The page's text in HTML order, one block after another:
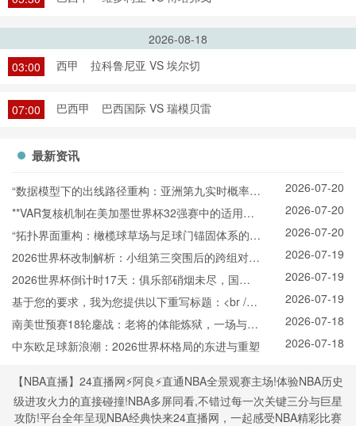
2026-08-18
03:00
西甲 拉科鲁尼亚 VS 埃尔切
07:00 巴西甲 巴西国际 VS 瑞模贝雷
最新资讯
“数据模型下的出线路径重构：亚洲第九实时概率推
演与战术适配”
2026-07-20
**VAR复核机制在美加墨世界杯32强赛中的适用困
境与争议焦点深度解析**
2026-07-20
“拓扑界面重构：橄榄球草场与足球门锚固体系的空
间耦合机制”
2026-07-20
2026世界杯改制解析：小组第三突围后的跨组对战
机制
2026-07-19
2026世界杯倒计时17天：俱乐部硝烟未尽，国家
队已悄然“换阵”新战场
2026-07-19
基于您的要求，我为您提供以下重写标题：<br />
<br /> **2026世界杯北美空域动态协调机制：跨区
航路弹性管理与区域交通网络协同效能分析**
2026-07-19
南美世预赛18轮鏖战：老将的体能炼狱，一场与岁
月的拉锯
2026-07-18
中东欧足球新浪潮：2026世界杯格局的东进与重塑
2026-07-18
【NBA直播】24直播网⚡️阿良⚡️直通NBA全景观赛主场!体验NBA历史
级进攻火力的直接碰撞!NBA多屏同看,不错过每一次关键三分与巨星
攻防!平台全年呈现NBA经典快来24直播网，一起感受NBA精彩比赛